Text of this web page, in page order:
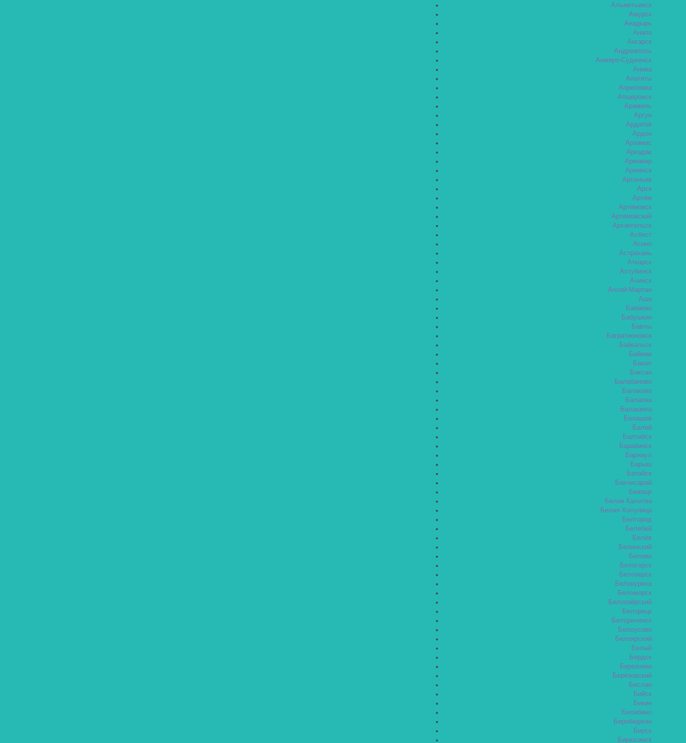
Альметьевск
Амурск
Анадырь
Анапа
Ангарск
Андреаполь
Анжеро-Судженск
Анива
Апатиты
Апрелевка
Апшеронск
Арамиль
Аргун
Ардатов
Ардон
Арзамас
Аркадак
Армавир
Армянск
Арсеньев
Арск
Артём
Артёмовск
Артёмовский
Архангельск
Асбест
Асино
Астрахань
Аткарск
Ахтубинск
Ачинск
Ачхой-Мартан
Аша
Бабаево
Бабушкин
Бавлы
Багратионовск
Байкальск
Баймак
Бакал
Баксан
Балабаново
Балаково
Балахна
Балашиха
Балашов
Балей
Балтийск
Барабинск
Барнаул
Барыш
Батайск
Бахчисарай
Бежецк
Белая Калитва
Белая Холуница
Белгород
Белебей
Белёв
Белинский
Белово
Белогорск
Белозерск
Белокуриха
Беломорск
Белоозёрский
Белорецк
Белореченск
Белоусово
Белоярский
Белый
Бердск
Березники
Берёзовский
Беслан
Бийск
Бикин
Билибино
Биробиджан
Бирск
Бирюсинск